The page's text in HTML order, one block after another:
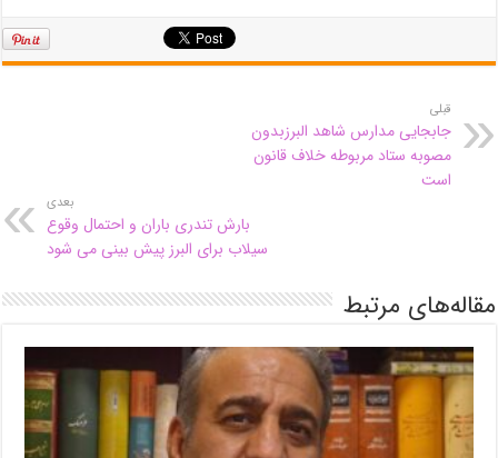
قبلی
جابجایی مدارس شاهد البرزبدون
مصوبه ستاد مربوطه خلاف قانون
است
بعدی
بارش تندری باران و احتمال وقوع
سیلاب برای البرز پیش بینی می شود
مقاله‌های مرتبط